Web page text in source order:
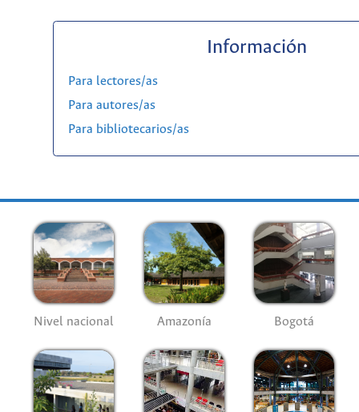
Información
Para lectores/as
Para autores/as
Para bibliotecarios/as
Nivel nacional Amazonía Bogotá